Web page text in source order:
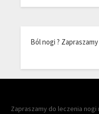
Ból nogi ?
Zapraszamy do leczenia